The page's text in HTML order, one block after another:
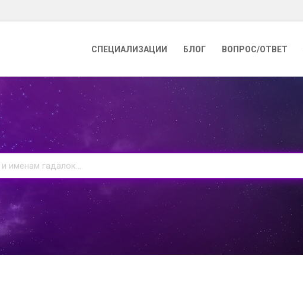
СПЕЦИАЛИЗАЦИИ БЛОГ ВОПРОС/ОТВЕТ